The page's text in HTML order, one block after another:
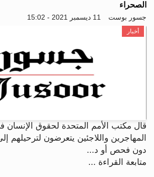
الصحراء
جسور بوست 11 ديسمبر 2021 - 15:02
أخبار
قال مكتب الأمم المتحدة لحقوق الإنسان
المهاجرين واللاجئين يتعرضون لترحيلهم
دون فحص أو د...
متابعة القراءة ...